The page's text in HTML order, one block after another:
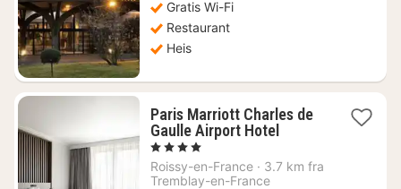
Gratis Wi-Fi
Restaurant
Heis
Paris Marriott Charles de
Gaulle Airport Hotel1
fra
, 4 Stjerner
Roissy-en-France · 3.7 km fra
Tremblay-en-France